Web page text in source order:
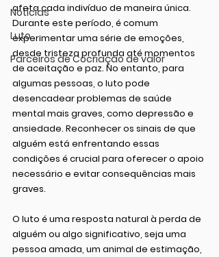
Notícias
Luto
Parceiros de Cocriação de valor
afeta cada indivíduo de maneira única.
Durante este período, é comum
experimentar uma série de emoções,
desde tristeza profunda até momentos
de aceitação e paz. No entanto, para
algumas pessoas, o luto pode
desencadear problemas de saúde
mental mais graves, como depressão e
ansiedade. Reconhecer os sinais de que
alguém está enfrentando essas
condições é crucial para oferecer o apoio
necessário e evitar consequências mais
graves.
O luto é uma resposta natural à perda de
alguém ou algo significativo, seja uma
pessoa amada, um animal de estimação,